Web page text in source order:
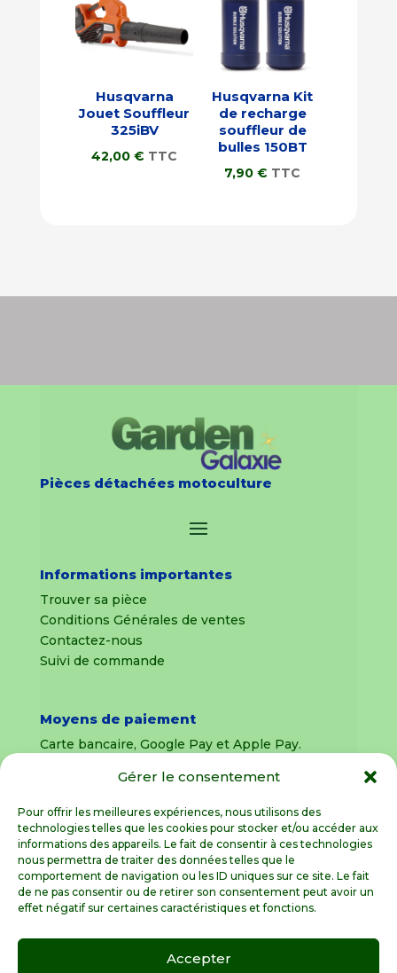
Gérer le consentement
Pour offrir les meilleures expériences, nous utilisons des
technologies telles que les cookies pour stocker et/ou accéder aux
informations des appareils. Le fait de consentir à ces technologies
nous permettra de traiter des données telles que le
comportement de navigation ou les ID uniques sur ce site. Le fait
de ne pas consentir ou de retirer son consentement peut avoir un
effet négatif sur certaines caractéristiques et fonctions.
Accepter
Husqvarna
Jouet Souffleur
325iBV
42,00€ TTC
Husqvarna Kit
de recharge
souffleur de
bulles 150BT
7,90€ TTC
Pièces détachées motoculture
Informations importantes
Trouver sa pièce
Conditions Générales de ventes
Contactez-nous
Suivi de commande
Moyens de paiement
Carte bancaire, Google Pay et Apple Pay.
uniquement
Livraison sous 8 jours pour les pièces
détachées
Livraisons sous 15 jours pour les outillages de
jardin (sous réserve de stock disponible)